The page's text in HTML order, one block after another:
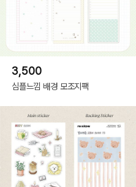
3,500
심플느낌 배경 모조지팩